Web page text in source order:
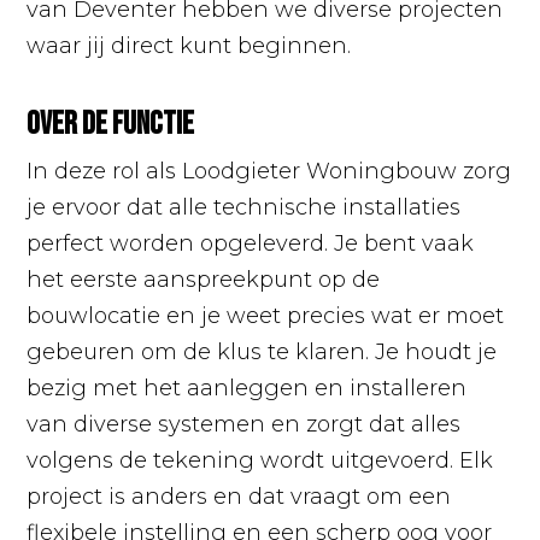
van Deventer hebben we diverse projecten
waar jij direct kunt beginnen.
Over de functie
In deze rol als Loodgieter Woningbouw zorg
je ervoor dat alle technische installaties
perfect worden opgeleverd. Je bent vaak
het eerste aanspreekpunt op de
bouwlocatie en je weet precies wat er moet
gebeuren om de klus te klaren. Je houdt je
bezig met het aanleggen en installeren
van diverse systemen en zorgt dat alles
volgens de tekening wordt uitgevoerd. Elk
project is anders en dat vraagt om een
flexibele instelling en een scherp oog voor